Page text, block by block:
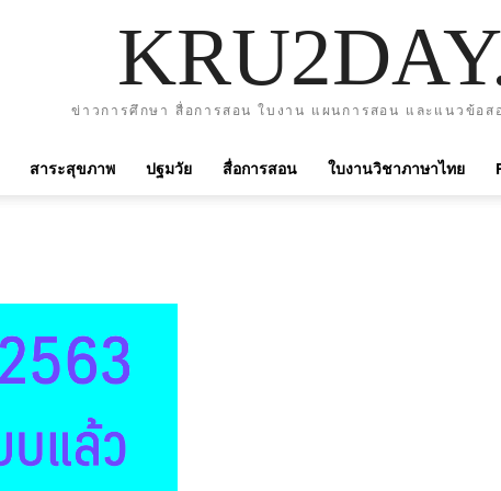
ข่าวการศึกษา สื่อการสอน ใบงาน แผนการสอน และแนวข้อส
สาระสุขภาพ ปฐมวัย สื่อการสอน ใบงานวิชาภาษาไทย